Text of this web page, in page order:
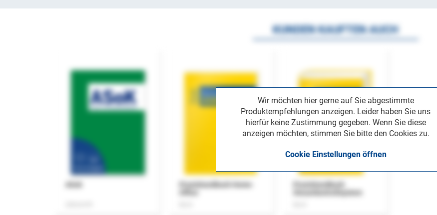
Wir möchten hier gerne auf Sie abgestimmte
Produktempfehlungen anzeigen. Leider haben Sie uns
hierfür keine Zustimmung gegeben. Wenn Sie diese
anzeigen möchten, stimmen Sie bitte den Cookies zu.
Cookie Einstellungen öffnen
KUNDEN KAUFTEN AUCH
Praxishandbuch Home-
Praxishandbuch